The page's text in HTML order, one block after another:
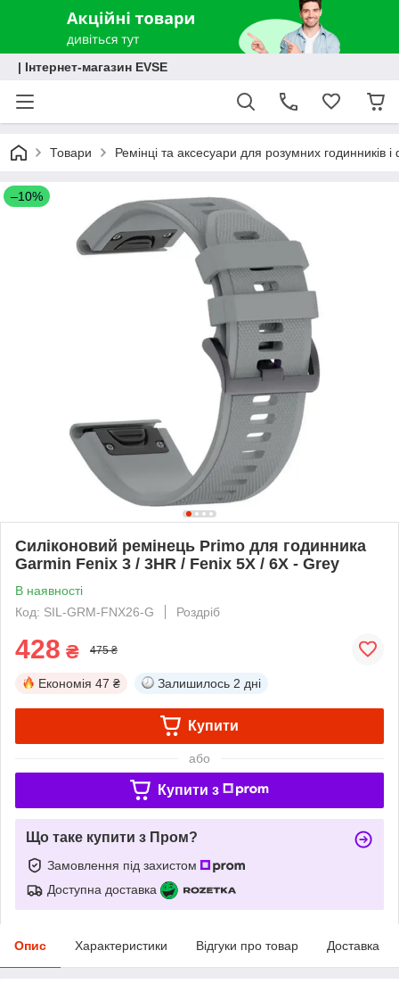
| Інтернет-магазин EVSE
Товари Ремінці та аксесуари для розумних годинників і
–10%
Силіконовий ремінець Primo для годинника
Garmin Fenix 3 / 3HR / Fenix 5X / 6X - Grey
В наявності
Код: SIL-GRM-FNX26-G
Роздріб
428 ₴ 475 ₴
Економія 47 ₴ Залишилось 2 дні
Купити
або
Купити з
Що таке купити з Пром?
Замовлення під захистом
Доступна доставка
Опис Характеристики Відгуки про товар Доставка